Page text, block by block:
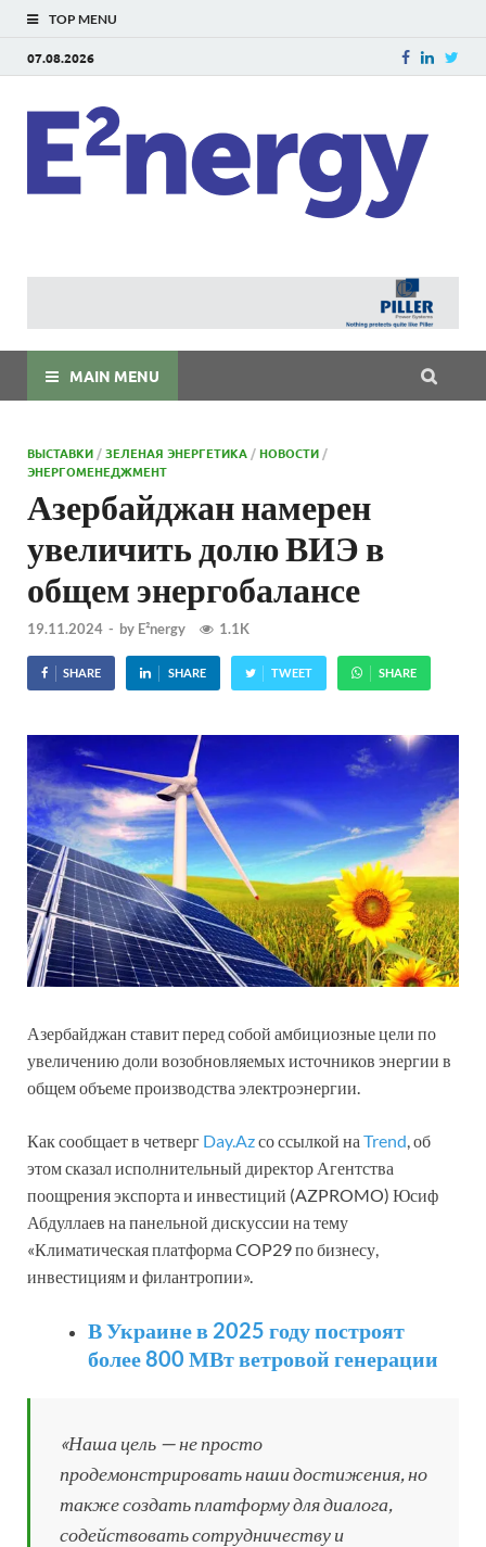
TOP MENU
07.08.2026
MAIN MENU
ВЫСТАВКИ /ЗЕЛЕНАЯ ЭНЕРГЕТИКА /НОВОСТИ /
ЭНЕРГОМЕНЕДЖМЕНТ
Азербайджан намерен
увеличить долю ВИЭ в
общем энергобалансе
19.11.2024 - by E²nergy 1.1K
SHARE SHARE TWEET SHARE
Азербайджан ставит перед собой амбициозные цели по
увеличению доли возобновляемых источников энергии в
общем объеме производства электроэнергии.
Как сообщает в четверг Day.Azсо ссылкой на Trend, об
этом сказал исполнительный директор Агентства
поощрения экспорта и инвестиций (AZPROMO) Юсиф
Абдуллаев на панельной дискуссии на тему
«Климатическая платформа COP29 по бизнесу,
инвестициям и филантропии».
В Украине в 2025 году построят
более 800 МВт ветровой генерации
«Наша цель — не просто
продемонстрировать наши достижения, но
также создать платформу для диалога,
содействовать сотрудничеству и